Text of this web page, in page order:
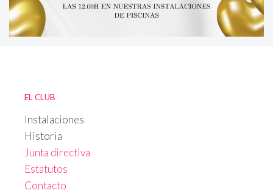
EL CLUB
Instalaciones
Historia
Junta directiva
Estatutos
Contacto